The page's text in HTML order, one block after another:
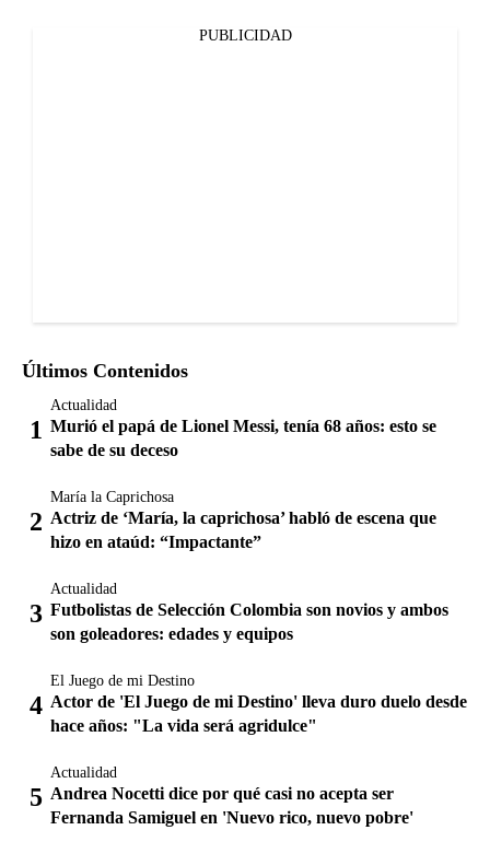
PUBLICIDAD
Últimos Contenidos
Actualidad
Murió el papá de Lionel Messi, tenía 68 años: esto se
sabe de su deceso
María la Caprichosa
Actriz de ‘María, la caprichosa’ habló de escena que
hizo en ataúd: “Impactante”
Actualidad
Futbolistas de Selección Colombia son novios y ambos
son goleadores: edades y equipos
El Juego de mi Destino
Actor de 'El Juego de mi Destino' lleva duro duelo desde
hace años: "La vida será agridulce"
Actualidad
Andrea Nocetti dice por qué casi no acepta ser
Fernanda Samiguel en 'Nuevo rico, nuevo pobre'